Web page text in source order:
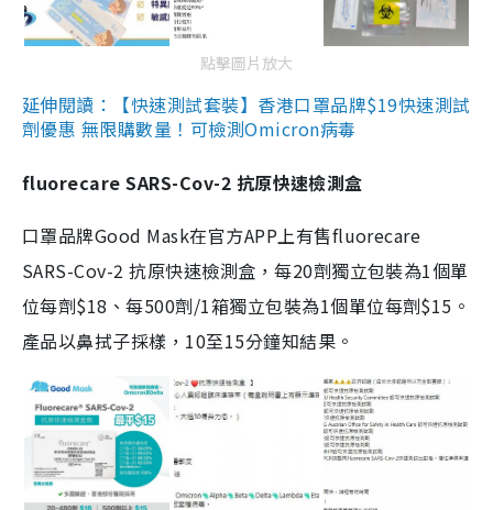
點擊圖片放大
延伸閱讀：【快速測試套裝】香港口罩品牌$19快速測試
劑優惠 無限購數量！可檢測Omicron病毒
fluorecare SARS-Cov-2 抗原快速檢測盒
口罩品牌Good Mask在官方APP上有售fluorecare
SARS-Cov-2 抗原快速檢測盒，每20劑獨立包裝為1個單
位每劑$18、每500劑/1箱獨立包裝為1個單位每劑$15。
產品以鼻拭子採樣，10至15分鐘知結果。